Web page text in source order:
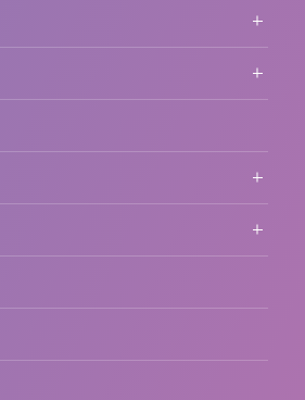
カンファレンス・展示会・アワ
ESPORTS・ゲームプロモーシ